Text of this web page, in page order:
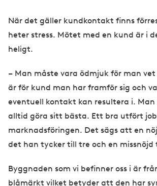
När det gäller kundkontakt finns
heter stress. Mötet med en kund är i
heligt.
– Man måste vara ödmjuk för man
är för kund man har framför sig och
eventuell kontakt kan resultera i. Man
alltid göra sitt bästa. Ett bra utfört
marknadsföringen. Det sägs att en
det han tycker till tre och en missnöjd
Byggnaden som vi befinner oss i är
blåmärkt vilket betyder att den har